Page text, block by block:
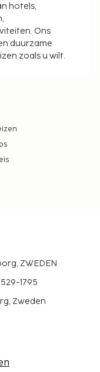
hotels,
Ons
duurzame
zoals u wilt.
ZWEDEN
1795
Zweden